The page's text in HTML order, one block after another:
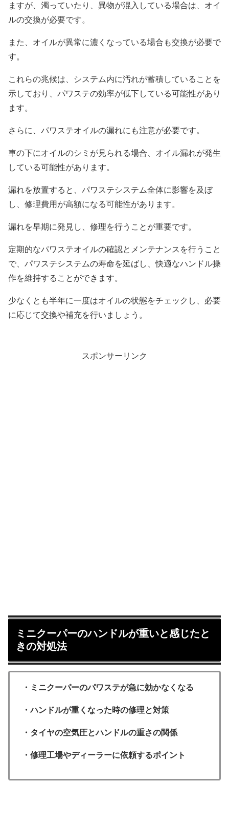
ますが、濁っていたり、異物が混入している場合は、オイ
ルの交換が必要です。
また、オイルが異常に濃くなっている場合も交換が必要で
す。
これらの兆候は、システム内に汚れが蓄積していることを
示しており、パワステの効率が低下している可能性があり
ます。
さらに、パワステオイルの漏れにも注意が必要です。
車の下にオイルのシミが見られる場合、オイル漏れが発生
している可能性があります。
漏れを放置すると、パワステシステム全体に影響を及ぼ
し、修理費用が高額になる可能性があります。
漏れを早期に発見し、修理を行うことが重要です。
定期的なパワステオイルの確認とメンテナンスを行うこと
で、パワステシステムの寿命を延ばし、快適なハンドル操
作を維持することができます。
少なくとも半年に一度はオイルの状態をチェックし、必要
に応じて交換や補充を行いましょう。
スポンサーリンク
ミニクーパーのハンドルが重いと感じたと
きの対処法
・ミニクーパーのパワステが急に効かなくなる
・ハンドルが重くなった時の修理と対策
・タイヤの空気圧とハンドルの重さの関係
・修理工場やディーラーに依頼するポイント